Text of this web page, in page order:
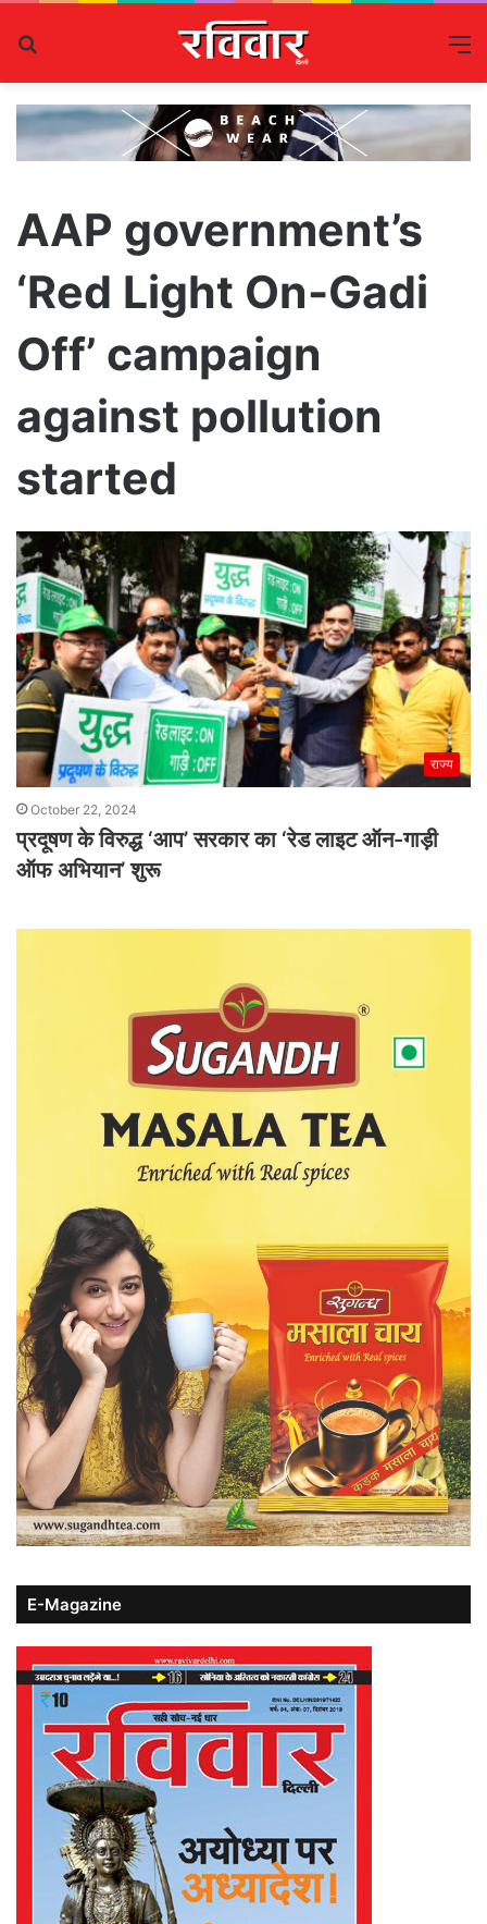
AAP government’s
‘Red Light On-Gadi
Off’ campaign
against pollution
started
राज्य
October 22, 2024
प्रदूषण के विरुद्ध ‘आप’ सरकार का ‘रेड लाइट ऑन-गाड़ी
ऑफ अभियान’ शुरू
E-Magazine